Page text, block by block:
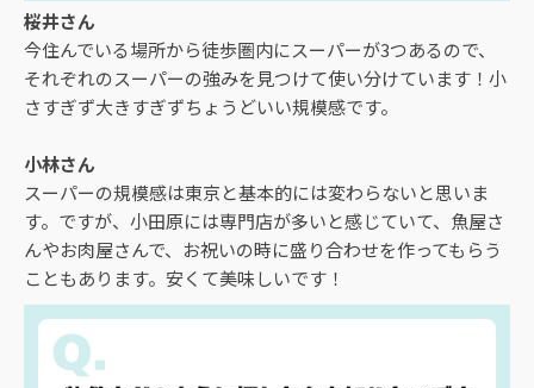
桜井さん
今住んでいる場所から徒歩圏内にスーパーが3つあるので、
それぞれのスーパーの強みを見つけて使い分けています！小
さすぎず大きすぎずちょうどいい規模感です。
小林さん
スーパーの規模感は東京と基本的には変わらないと思いま
す。ですが、小田原には専門店が多いと感じていて、魚屋さ
んやお肉屋さんで、お祝いの時に盛り合わせを作ってもらう
こともあります。安くて美味しいです！